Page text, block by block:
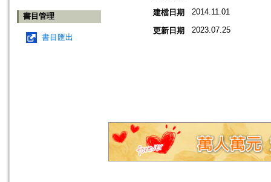
書目管理
書目匯出
建檔日期 2014.11.01
更新日期 2023.07.25